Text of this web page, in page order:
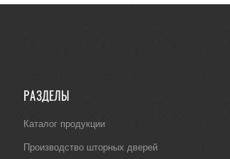
РАЗДЕЛЫ
Каталог продукции
Производство шторных дверей